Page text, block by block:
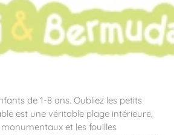
actualités
avec l’association Rêves de clown
Sport&Co®
de 1-8 ans. Oubliez les petits
est une véritable plage intérieure,
et les fouilles